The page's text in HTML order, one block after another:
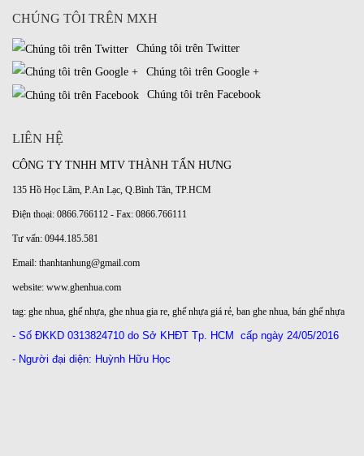
CHÚNG TÔI TRÊN MXH
Chúng tôi trên Twitter
Chúng tôi trên Google +
Chúng tôi trên Facebook
LIÊN HỆ
CÔNG TY TNHH MTV THÀNH TẤN HƯNG
135 Hồ Học Lãm, P.An Lạc, Q.Bình Tân, TP.HCM
Điện thoại: 0866.766112 - Fax: 0866.766111
Tư vấn: 0944.185.581
Email: thanhtanhung@gmail.com
website: www.ghenhua.com
tag: ghe nhua, ghế nhựa, ghe nhua gia re, ghế nhựa giá rẻ, ban ghe nhua, bán ghế nhựa
- Số ĐKKD 0313824710 do Sở KHĐT Tp. HCM
cấp ngày 24/05/2016
- Người đại diện: Huỳnh Hữu Học